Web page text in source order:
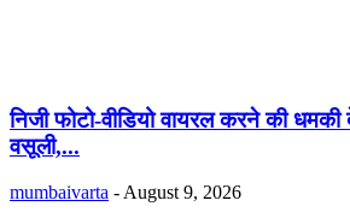
निजी फोटो-वीडियो वायरल करने की
वसूली,...
mumbaivarta - August 9, 2026